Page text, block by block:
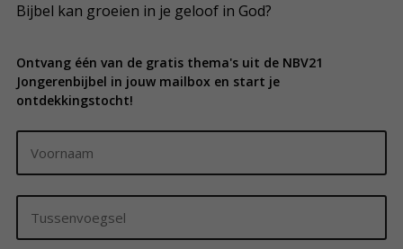
Bijbel kan groeien in je geloof in God?
Ontvang één van de gratis thema's uit de NBV21
Jongerenbijbel in jouw mailbox en start je
ontdekkingstocht!
Name
Voornaam